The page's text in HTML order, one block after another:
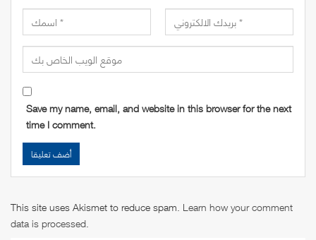
Save my name, email, and website in this browser for the next
time I comment.
This site uses Akismet to reduce spam. Learn how your comment
data is processed.